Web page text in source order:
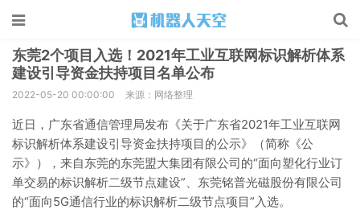
东莞2个项目入选！2021年工业互联网标识解析体系
建设引导资金扶持项目名单公布
2022-05-20 00:00:00 来源：网络整理
近日，广东省通信管理局发布《关于广东省2021年工业互联网
标识解析体系建设引导资金扶持项目的公示》（简称《公
示》），来自东莞的东莞盟大集团有限公司的“面向塑化行业订
单交易的标识解析二级节点建设”、东莞铭普光磁股份有限公司
的“面向5G通信行业的标识解析二级节点项目”入选。